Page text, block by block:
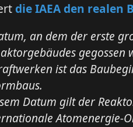
die IAEA den realen
an dem der erste
ist das
Datum gilt der
Atomenergie-